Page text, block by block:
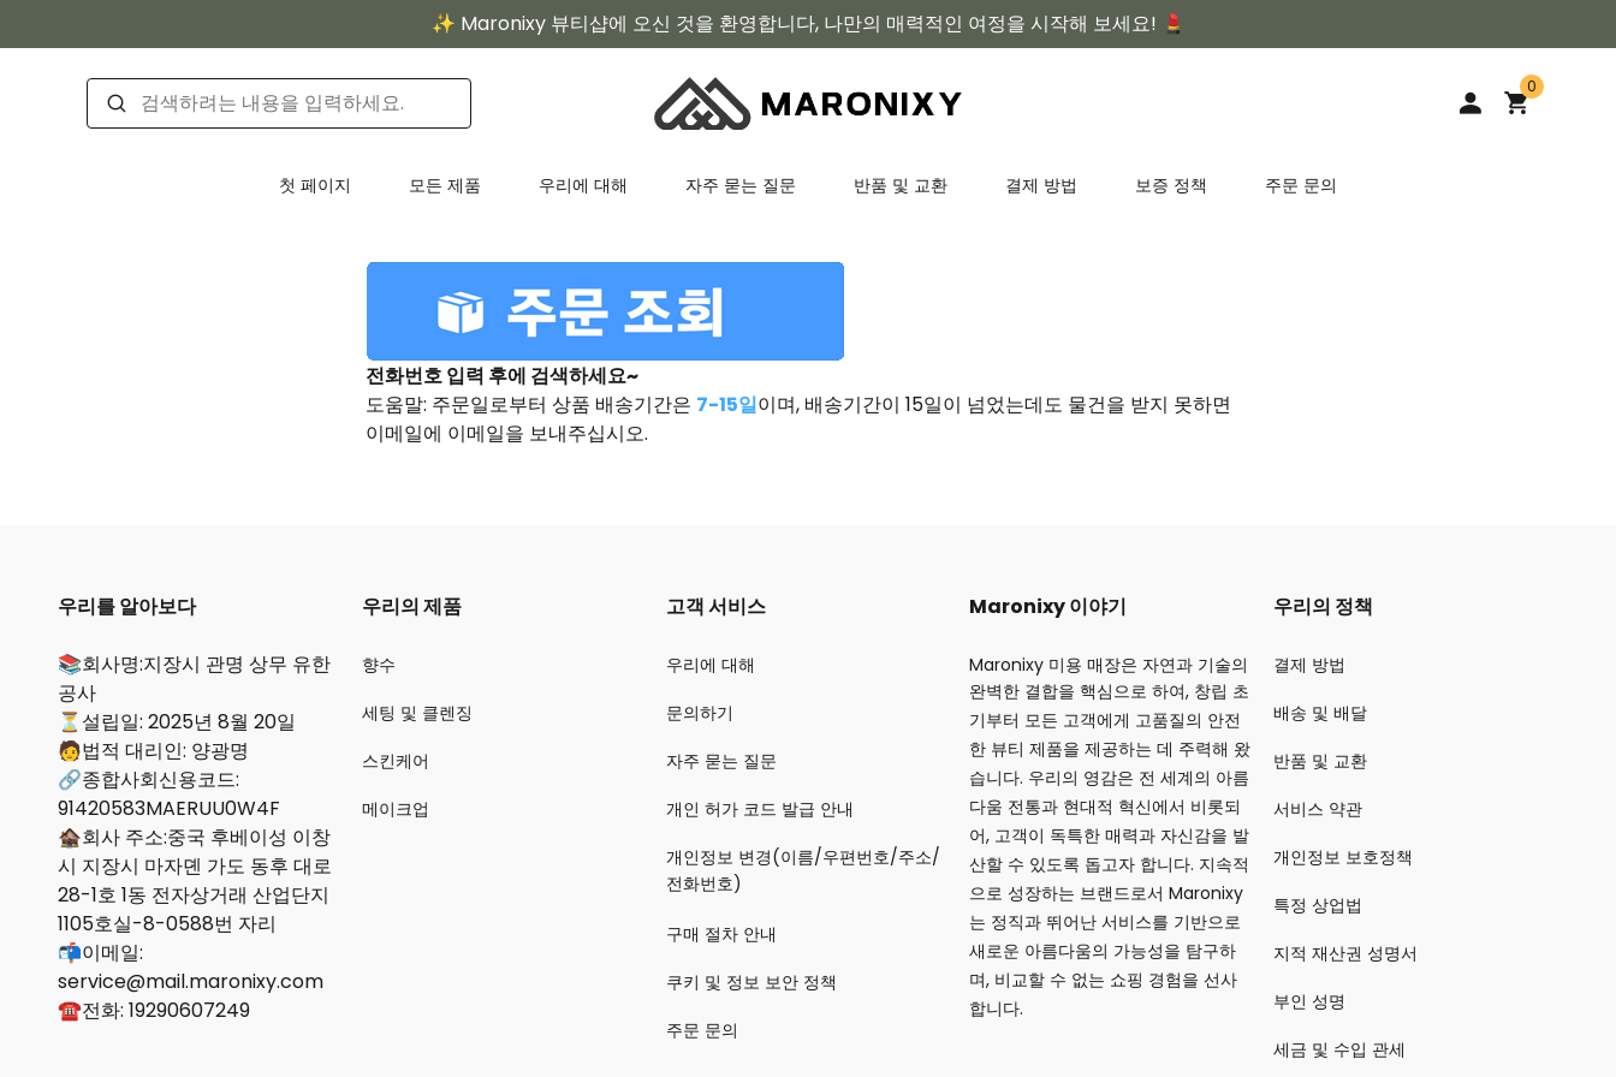
✨ Maronixy 뷰티샵에 오신 것을 환영합니다, 나만의 매력적인 여정을 시작해 보세요! 💄
0
첫 페이지 모든 제품 우리에 대해 자주 묻는 질문 반품 및 교환 결제 방법 보증 정책 주문 문의
전화번호 입력 후에 검색하세요~
도움말: 주문일로부터 상품 배송기간은 7-15일이며, 배송기간이 15일이 넘었는데도 물건을 받지 못하면
이메일에 이메일을 보내주십시오.
우리를 알아보다
📚회사명:지장시 관명 상무 유한
공사
⏳설립일: 2025년 8월 20일
🧑법적 대리인: 양광명
🔗종합사회신용코드:
91420583MAERUU0W4F
🏚️회사 주소:중국 후베이성 이창
시 지장시 마자뎬 가도 동후 대로
28-1호 1동 전자상거래 산업단지
1105호실-8-0588번 자리
📬이메일:
service@mail.maronixy.com
☎️전화: 19290607249
우리의 제품
향수
세팅 및 클렌징
스킨케어
메이크업
고객 서비스
우리에 대해
문의하기
자주 묻는 질문
개인 허가 코드 발급 안내
개인정보 변경(이름/우편번호/주소/
전화번호)
구매 절차 안내
쿠키 및 정보 보안 정책
주문 문의
Maronixy 이야기
Maronixy 미용 매장은 자연과 기술의
완벽한 결합을 핵심으로 하여, 창립 초
기부터 모든 고객에게 고품질의 안전
한 뷰티 제품을 제공하는 데 주력해 왔
습니다. 우리의 영감은 전 세계의 아름
다움 전통과 현대적 혁신에서 비롯되
어, 고객이 독특한 매력과 자신감을 발
산할 수 있도록 돕고자 합니다. 지속적
으로 성장하는 브랜드로서 Maronixy
는 정직과 뛰어난 서비스를 기반으로
새로운 아름다움의 가능성을 탐구하
며, 비교할 수 없는 쇼핑 경험을 선사
합니다.
우리의 정책
결제 방법
배송 및 배달
반품 및 교환
서비스 약관
개인정보 보호정책
특정 상업법
지적 재산권 성명서
부인 성명
세금 및 수입 관세